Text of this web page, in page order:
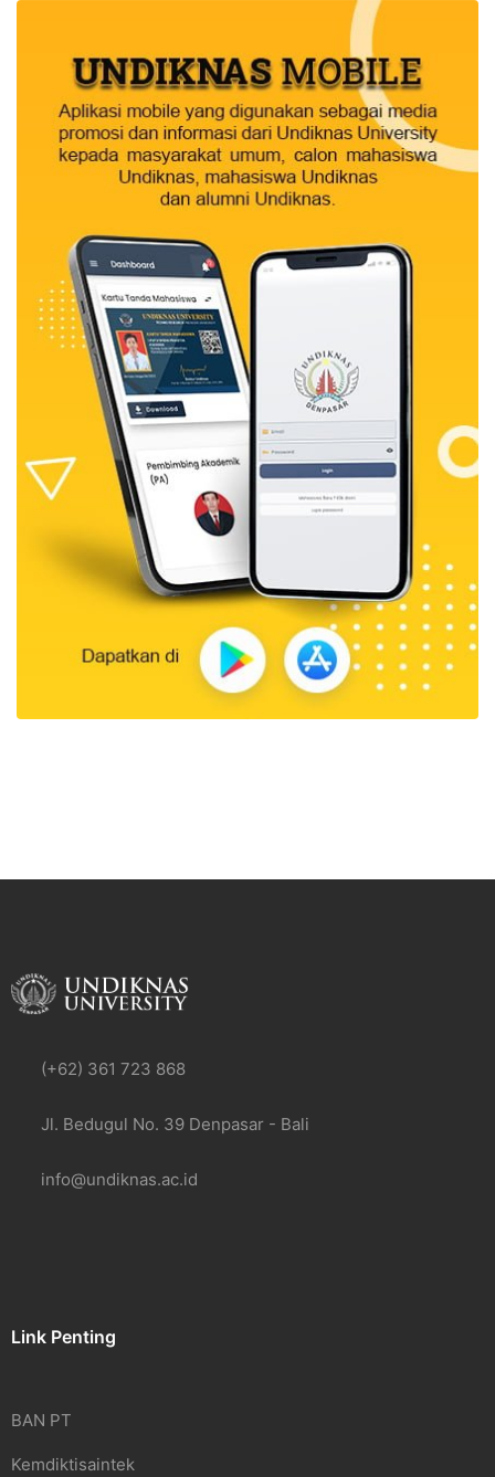
(+62) 361 723 868
Jl. Bedugul No. 39 Denpasar - Bali
info@undiknas.ac.id
Link Penting
BAN PT
Kemdiktisaintek